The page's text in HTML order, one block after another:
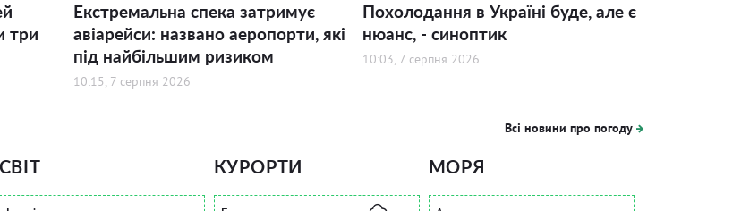
три
Екстремальна спека затримує
авіарейси: названо аеропорти, які
під найбільшим ризиком
10:15, 7 серпня 2026
Похолодання в Україні буде, але є
нюанс, - синоптик
10:03, 7 серпня 2026
Всі новини про погоду
СВІТ КУРОРТИ МОРЯ